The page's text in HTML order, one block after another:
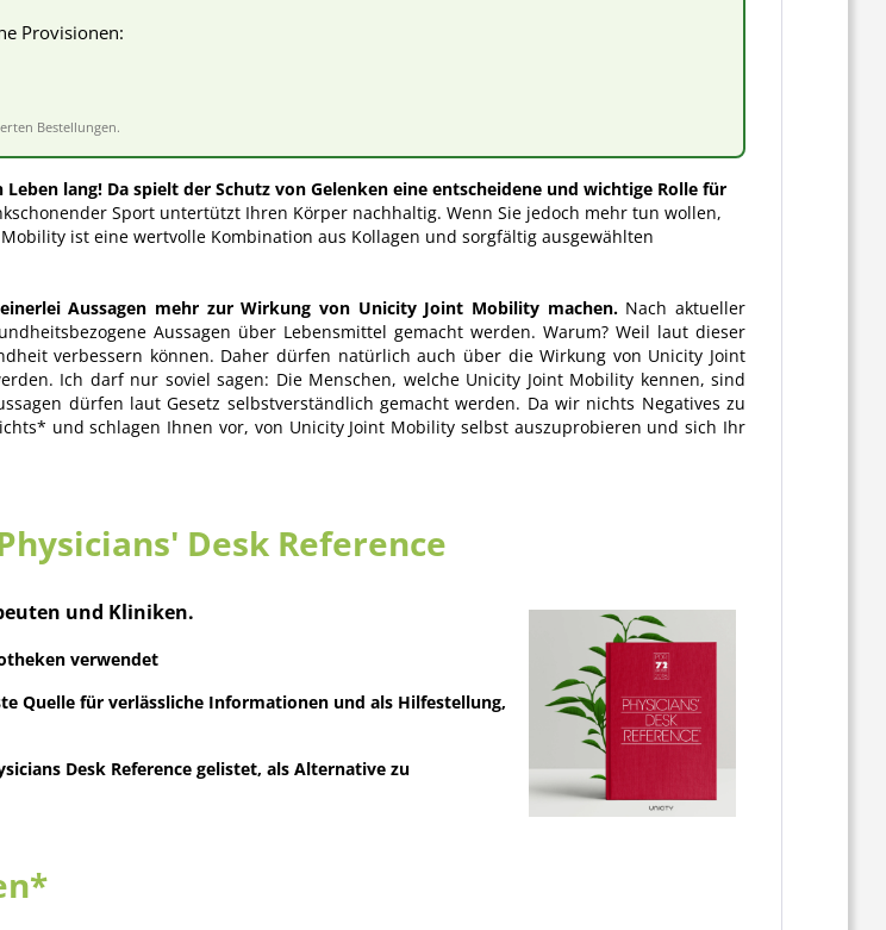
Provisionen:
Bestellungen.
lang! Da spielt der Schutz von Gelenken eine entscheidene und wichtige Rolle für
Sport untertützt Ihren Körper nachhaltig. Wenn Sie jedoch mehr tun wollen,
ist eine wertvolle Kombination aus Kollagen und sorgfältig ausgewählten
Aussagen mehr zur Wirkung von Unicity Joint Mobility machen.Nach aktueller
Aussagen über Lebensmittel gemacht werden. Warum? Weil laut dieser
verbessern können. Daher dürfen natürlich auch über die Wirkung von Unicity Joint
Ich darf nur soviel sagen: Die Menschen, welche Unicity Joint Mobility kennen, sind
dürfen laut Gesetz selbstverständlich gemacht werden. Da wir nichts Negatives zu
und schlagen Ihnen vor, von Unicity Joint Mobility selbst auszuprobieren und sich Ihr
Desk Reference
und Kliniken.
verwendet
Quelle für verlässliche Informationen und als Hilfestellung,
Desk Reference gelistet, als Alternative zu